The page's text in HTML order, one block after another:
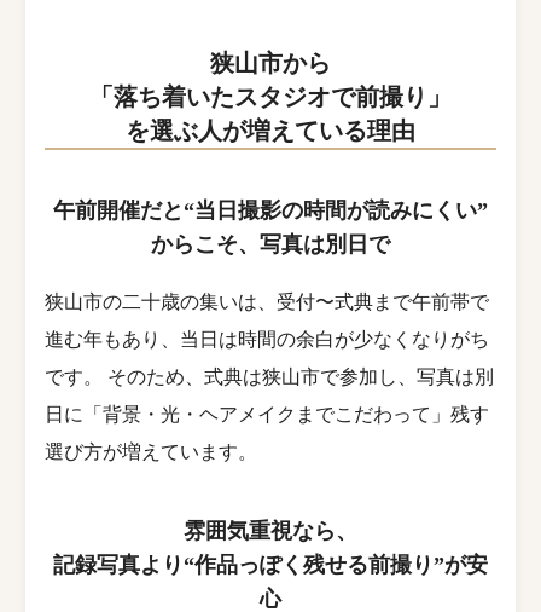
狭山市から
「落ち着いたスタジオで前撮り」
を選ぶ人が増えている理由
午前開催だと“当日撮影の時間が読みにくい”
からこそ、写真は別日で
狭山市の二十歳の集いは、受付〜式典まで午前帯で
進む年もあり、当日は時間の余白が少なくなりがち
です。 そのため、式典は狭山市で参加し、写真は別
日に「背景・光・ヘアメイクまでこだわって」残す
選び方が増えています。
雰囲気重視なら、
記録写真より“作品っぽく残せる前撮り”が安
心